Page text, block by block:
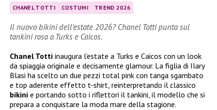
CHANEL TOTTI COSTUMI TREND 2026
Il nuovo bikini dell’estate 2026? Chanel Totti punta sul
tankini rosa a Turks e Caicos.
Chanel Totti inaugura l’estate a Turks e Caicos con un look
da spiaggia originale e decisamente glamour. La figlia di Ilary
Blasi ha scelto un due pezzi total pink con tanga sgambato
e top aderente effetto t-shirt, reinterpretando il classico
bikini e portando sotto i riflettori il tankini, il modello che si
prepara a conquistare la moda mare della stagione.